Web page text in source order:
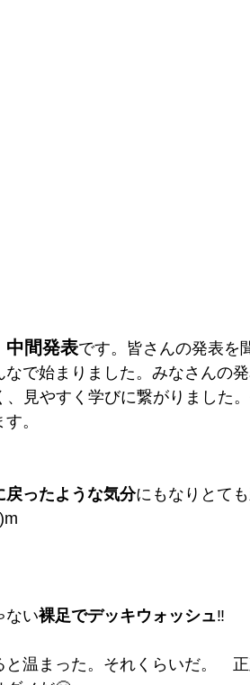
中間発表です。皆さんの発表を
で始まりました。みなさんの
見やすく学びに繋がりました
。
戻ったような気分にもなりとて
ない裸足でデッキウォッシュ‼️
温まった。それくらいだ。　正